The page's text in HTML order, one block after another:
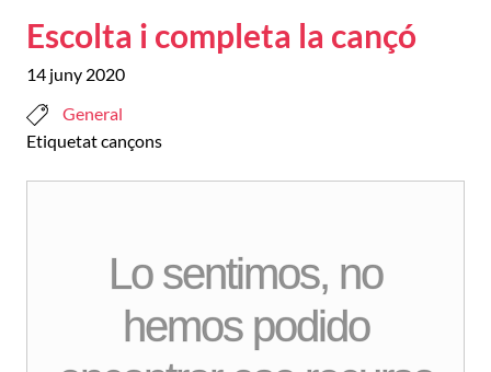
Escolta i completa la cançó
14 juny 2020
General
Etiquetatcançons